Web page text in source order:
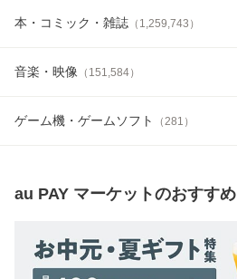
本・コミック・雑誌 （ 1,259,743 ）
音楽・映像 （ 151,584）
ゲーム機・ゲームソフト （281 ）
au PAY マーケットのおすすめ